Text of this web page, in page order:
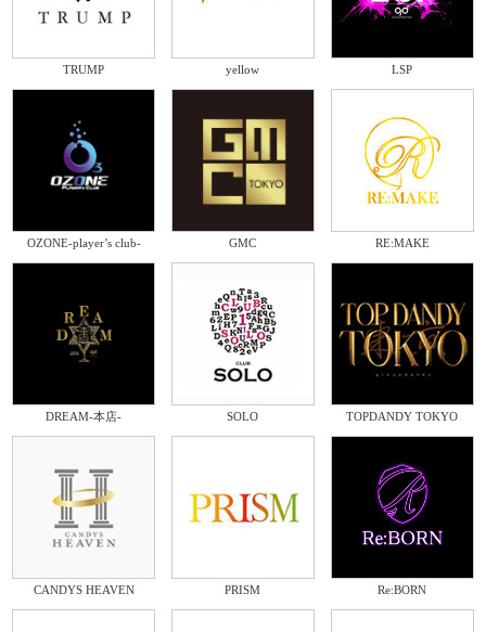
TRUMP yellow LSP
OZONE-player’s club- GMC RE:MAKE
DREAM-本店- SOLO TOPDANDY TOKYO
CANDYS HEAVEN PRISM Re:BORN